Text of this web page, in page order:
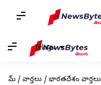
Telugu
హోమ్ / వార్తలు / భారతదేశం వార్తలు